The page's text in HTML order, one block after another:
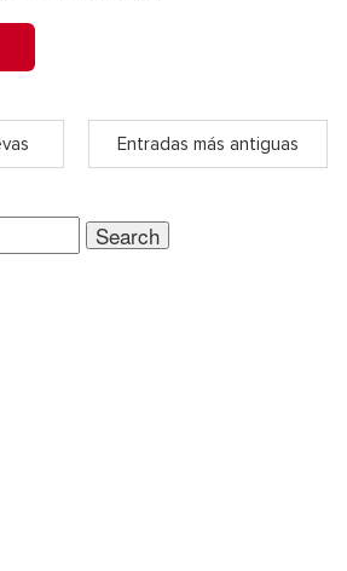
Entradas más antiguas